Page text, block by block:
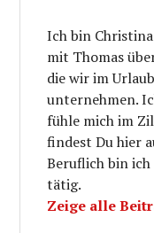
Ich bin
mit Thomas
die wir im
unternehmen.
fühle mich im
findest Du hier
Beruflich bin ich
tätig.
Zeige alle